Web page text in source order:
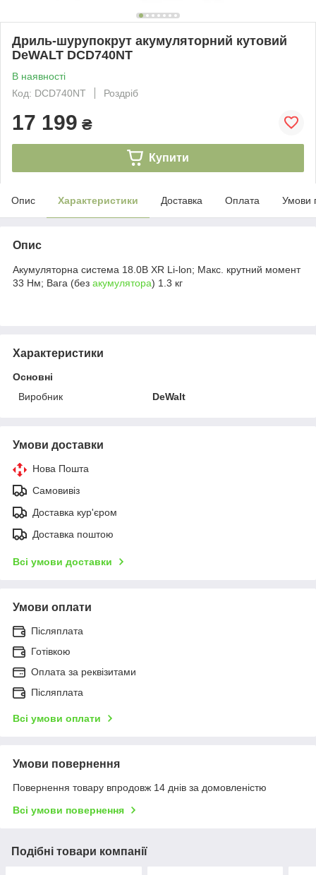
Дриль-шурупокрут акумуляторний кутовий
DeWALT DCD740NT
В наявності
Код: DCD740NT
Роздріб
17 199 ₴
Купити
Опис Характеристики Доставка Оплата Умови
Опис
Акумуляторна система 18.0В XR Li-lon; Макс. крутний момент
33 Нм; Вага (без акумулятора) 1.3 кг
Характеристики
Основні
Виробник
DeWalt
Умови доставки
Нова Пошта
Самовивіз
Доставка кур'єром
Доставка поштою
Всі умови доставки
Умови оплати
Післяплата
Готівкою
Оплата за реквізитами
Післяплата
Всі умови оплати
Умови повернення
Повернення товару впродовж 14 днів за домовленістю
Всі умови повернення
Подібні товари компанії